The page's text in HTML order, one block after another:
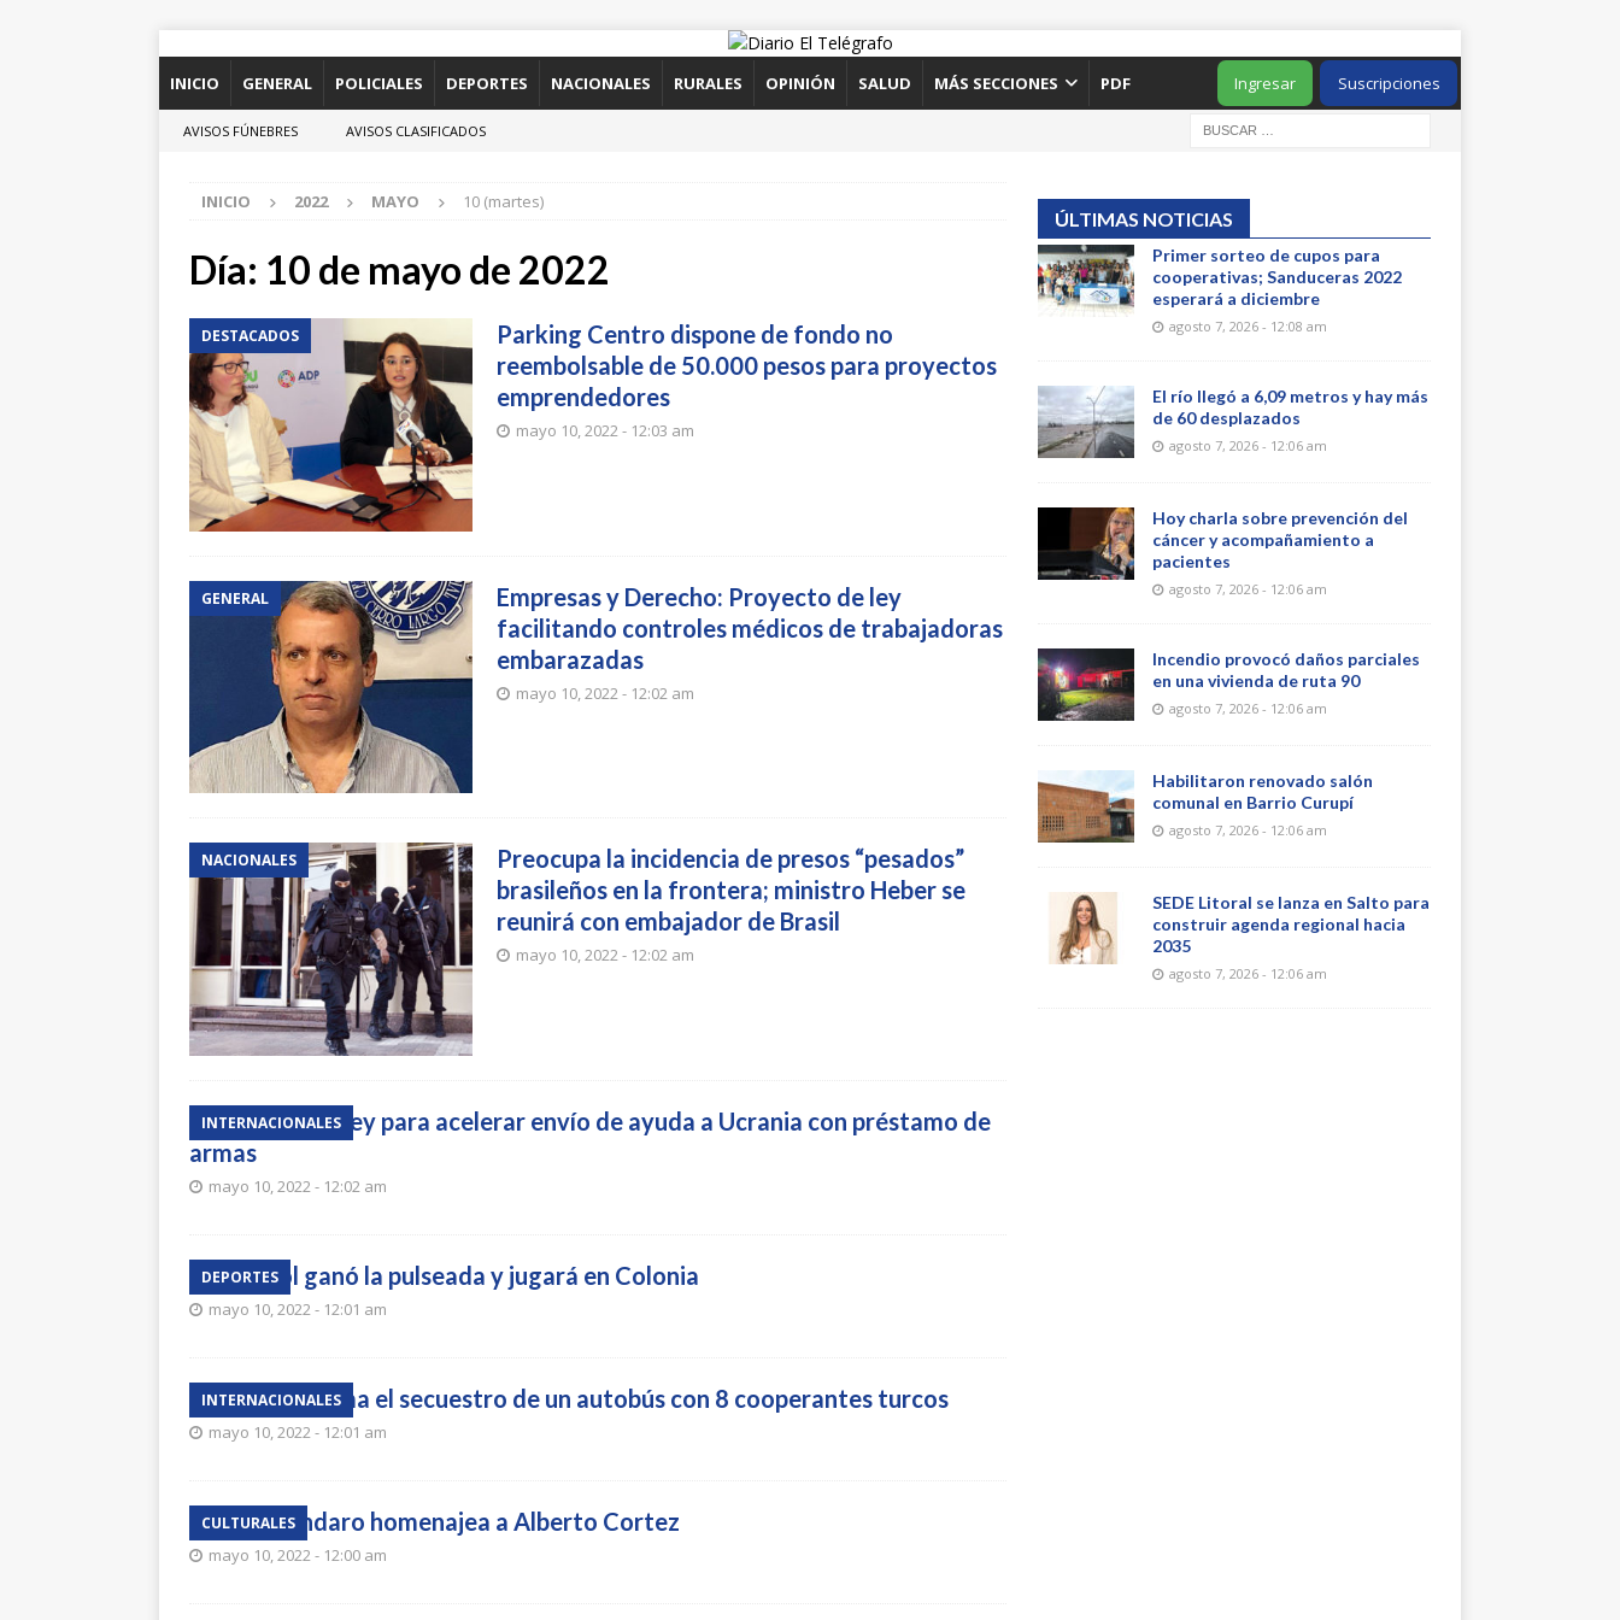
INICIO GENERAL POLICIALES DEPORTES NACIONALES RURALES OPINIÓN SALUD MÁS SECCIONES PDF Suscripciones
Ingresar
AVISOS FÚNEBRES AVISOS CLASIFICADOS
INICIO 2022 MAYO 10 (martes)
Día: 10 de mayo de 2022
DESTACADOS
Parking Centro dispone de fondo no
reembolsable de 50.000 pesos para proyectos
emprendedores
mayo 10, 2022 - 12:03 am
GENERAL
Empresas y Derecho: Proyecto de ley
facilitando controles médicos de trabajadoras
embarazadas
mayo 10, 2022 - 12:02 am
NACIONALES
Preocupa la incidencia de presos “pesados”
brasileños en la frontera; ministro Heber se
reunirá con embajador de Brasil
mayo 10, 2022 - 12:02 am
INTERNACIONALES
Biden firma ley para acelerar envío de ayuda a Ucrania con préstamo de
armas
mayo 10, 2022 - 12:02 am
DEPORTES
Peñarol ganó la pulseada y jugará en Colonia
mayo 10, 2022 - 12:01 am
INTERNACIONALES
Haití confirma el secuestro de un autobús con 8 cooperantes turcos
mayo 10, 2022 - 12:01 am
CULTURALES
Tito Mendaro homenajea a Alberto Cortez
mayo 10, 2022 - 12:00 am
ÚLTIMAS NOTICIAS
Primer sorteo de cupos para
cooperativas; Sanduceras 2022
esperará a diciembre
agosto 7, 2026 - 12:08 am
El río llegó a 6,09 metros y hay más
de 60 desplazados
agosto 7, 2026 - 12:06 am
Hoy charla sobre prevención del
cáncer y acompañamiento a
pacientes
agosto 7, 2026 - 12:06 am
Incendio provocó daños parciales
en una vivienda de ruta 90
agosto 7, 2026 - 12:06 am
Habilitaron renovado salón
comunal en Barrio Curupí
agosto 7, 2026 - 12:06 am
SEDE Litoral se lanza en Salto para
construir agenda regional hacia
2035
agosto 7, 2026 - 12:06 am